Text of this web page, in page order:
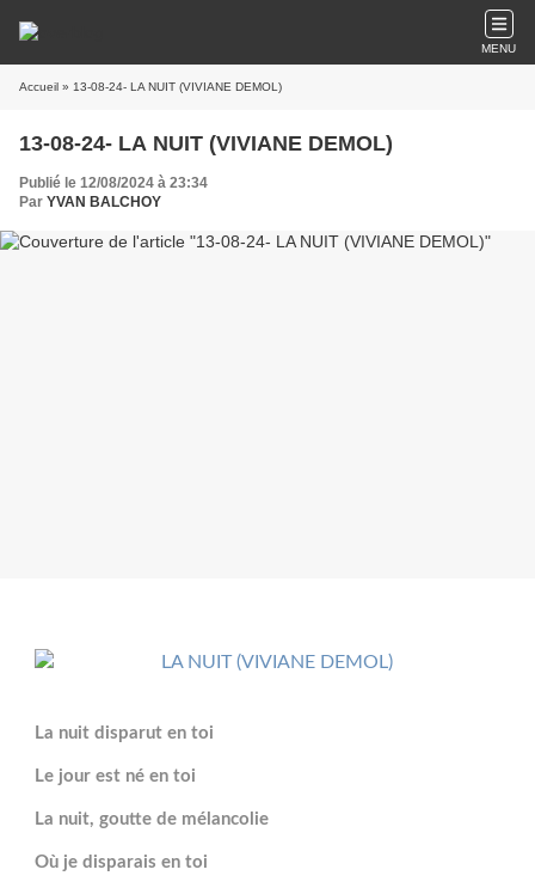
MENU
Accueil » 13-08-24- LA NUIT (VIVIANE DEMOL)
13-08-24- LA NUIT (VIVIANE DEMOL)
Publié le 12/08/2024 à 23:34
Par YVAN BALCHOY
La nuit disparut en toi
Le jour est né en toi
La nuit, goutte de mélancolie
Où je disparais en toi